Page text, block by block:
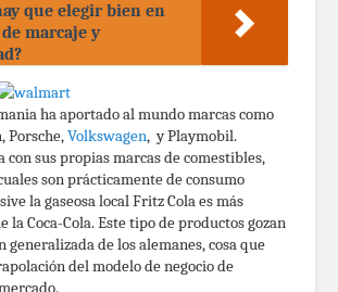
que elegir bien en
marcaje y
ha aportado al mundo marcas como
Porsche,Volkswagen, y Playmobil.
con sus propias marcas de comestibles,
son prácticamente de consumo
la gaseosa local Fritz Cola es más
la Coca-Cola. Este tipo de productos gozan
generalizada de los alemanes, cosa que
del modelo de negocio de